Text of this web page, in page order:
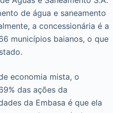
de água e saneamento
a concessionária é a
municípios baianos, o que
economia mista, o
das ações da
da Embasa é que ela